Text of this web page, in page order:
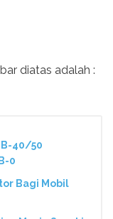
diatas adalah :
B-40/50
0
Bagi Mobil